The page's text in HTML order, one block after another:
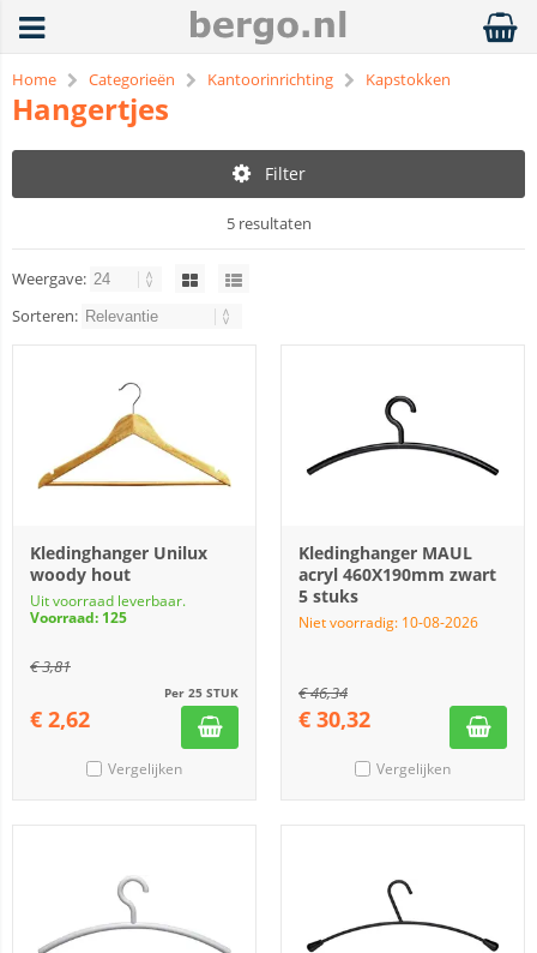
Home Categorieën Kantoorinrichting Kapstokken
Hangertjes
Filter
5 resultaten
Weergave:
Sorteren:
Kledinghanger Unilux
woody hout
Uit voorraad leverbaar.
Voorraad: 125
€3,81
Per 25 STUK
€ 2,62
Vergelijken
Kledinghanger MAUL
acryl 460X190mm zwart
5 stuks
Niet voorradig: 10-08-2026
€46,34
€ 30,32
Vergelijken